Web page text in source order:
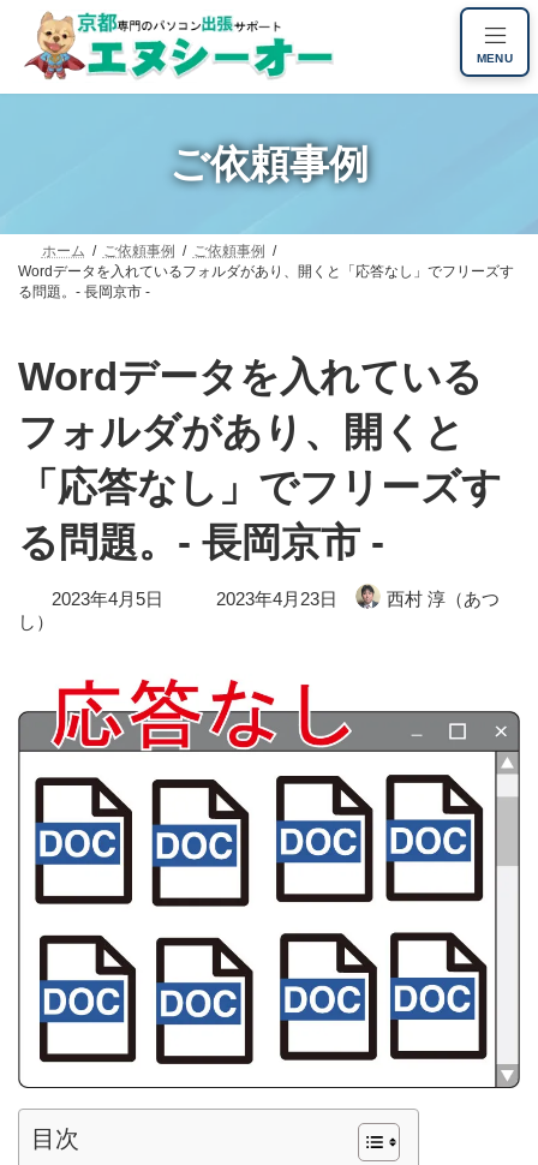
ン
ー
ご依頼事例
ホーム ご依頼事例
ご依頼事例
Wordデータを入れているフォルダがあり、開くと「応答なし」でフリーズす
る問題。- 長岡京市 -
Wordデータを入れている
フォルダがあり、開くと
「応答なし」でフリーズす
る問題。- 長岡京市 -
2023年4月5日
最
日
時
:
2023年4月23日
西村 淳（あつ
し）
目次
MENU